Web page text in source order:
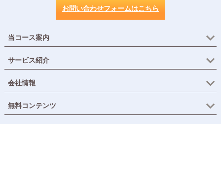
お問い合わせフォームはこちら
当コース案内
サービス紹介
会社情報
無料コンテンツ